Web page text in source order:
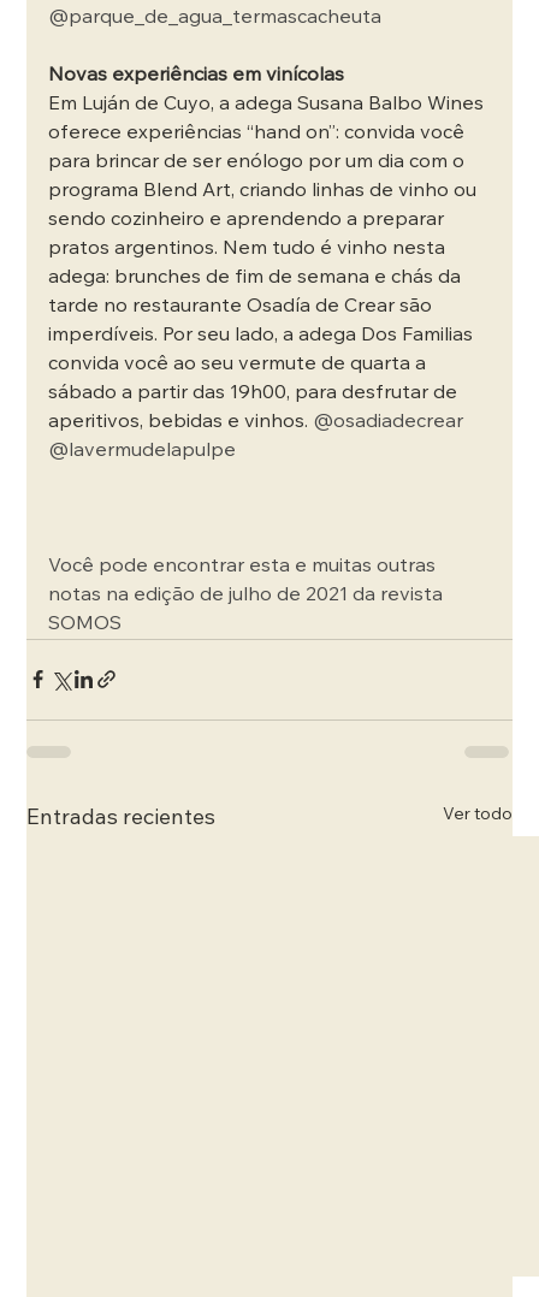
@parque_de_agua_termascacheuta
Novas experiências em vinícolas
Em Luján de Cuyo, a adega Susana Balbo Wines
oferece experiências “hand on”: convida você
para brincar de ser enólogo por um dia com o
programa Blend Art, criando linhas de vinho ou
sendo cozinheiro e aprendendo a preparar
pratos argentinos. Nem tudo é vinho nesta
adega: brunches de fim de semana e chás da
tarde no restaurante Osadía de Crear são
imperdíveis. Por seu lado, a adega Dos Familias
convida você ao seu vermute de quarta a
sábado a partir das 19h00, para desfrutar de
aperitivos, bebidas e vinhos. @osadiadecrear
@lavermudelapulpe
Você pode encontrar esta e muitas outras
notas na edição de julho de 2021 da revista
SOMOS
Entradas recientes Ver todo